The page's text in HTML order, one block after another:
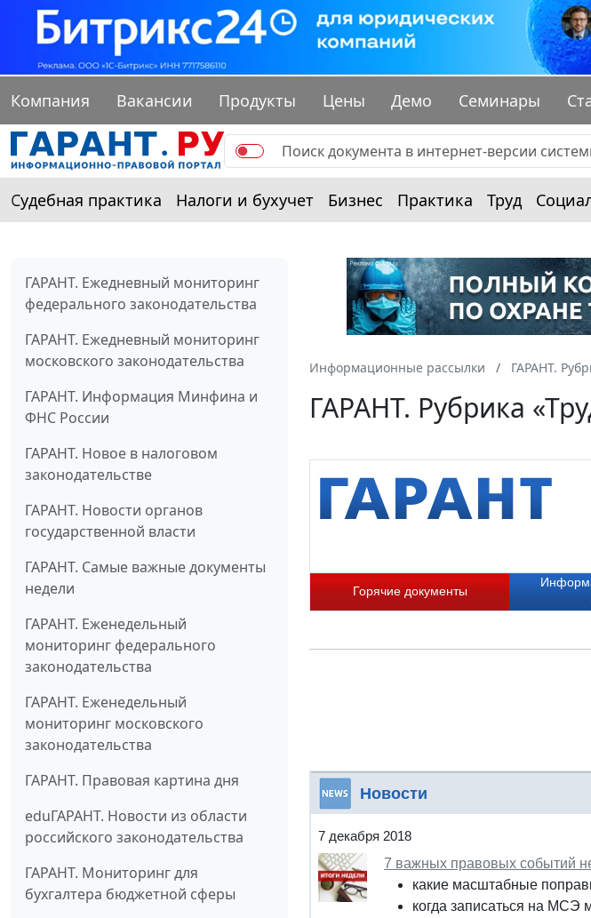
Компания Вакансии Продукты Цены Демо Семинары
Судебная практика Налоги и бухучет Бизнес Практика Труд
ГАРАНТ. Ежедневный мониторинг
федерального законодательства
ГАРАНТ. Ежедневный мониторинг
московского законодательства
ГАРАНТ. Информация Минфина и
ФНС России
ГАРАНТ. Новое в налоговом
законодательстве
ГАРАНТ. Новости органов
государственной власти
ГАРАНТ. Самые важные документы
недели
ГАРАНТ. Еженедельный
мониторинг федерального
законодательства
ГАРАНТ. Еженедельный
мониторинг московского
законодательства
ГАРАНТ. Правовая картина дня
eduГАРАНТ. Новости из области
российского законодательства
ГАРАНТ. Мониторинг для
бухгалтера бюджетной сферы
Информационные рассылки ГАРАНТ.
ГАРАНТ. Рубрика
Горячие документы
Новости
7 декабря 2018
7 важных правовых событий
какие масштабные
когда записаться на МСЭ